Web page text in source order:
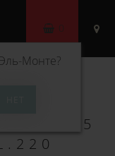
Эль-Монте?
0
55